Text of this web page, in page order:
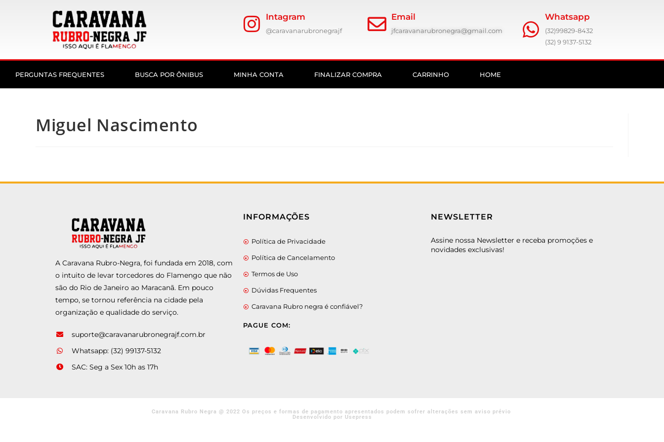
Intagram
@caravanarubronegrajf
Email
jfcaravanarubronegra@gmail.com
Whatsapp
(32)99829-8432
(32) 9 9137-5132
PERGUNTAS FREQUENTES BUSCA POR ÔNIBUS MINHA CONTA FINALIZAR COMPRA CARRINHO HOME
Miguel Nascimento
A Caravana Rubro-Negra, foi fundada em 2018, com
o intuito de levar torcedores do Flamengo que não
são do Rio de Janeiro ao Maracanã. Em pouco
tempo, se tornou referência na cidade pela
organização e qualidade do serviço.
suporte@caravanarubronegrajf.com.br
Whatsapp: (32) 99137-5132
SAC: Seg a Sex 10h as 17h
INFORMAÇÕES
Política de Privacidade
Política de Cancelamento
Termos de Uso
Dúvidas Frequentes
Caravana Rubro negra é confiável?
PAGUE COM:
NEWSLETTER
Assine nossa Newsletter e receba promoções e
novidades exclusivas!
Caravana Rubro Negra @ 2022 Os preços e formas de pagamento apresentados podem sofrer alterações sem aviso prévio
Desenvolvido por Usepress